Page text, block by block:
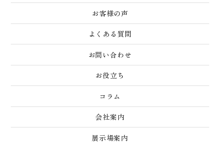
お客様の声
よくある質問
お問い合わせ
お役立ち
コラム
会社案内
展示場案内